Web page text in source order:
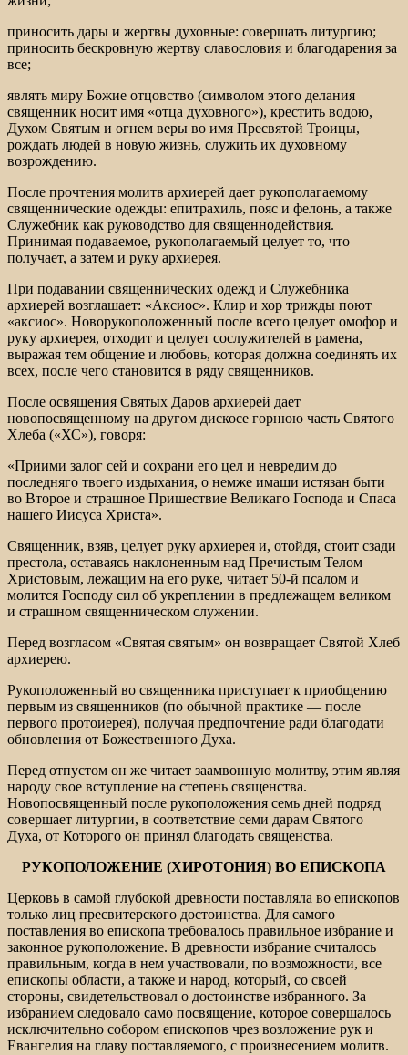
приносить дары и жертвы духовные: совершать литургию;
приносить бескровную жертву славословия и благодарения за
все;
являть миру Божие отцовство (символом этого делания
священник носит имя «отца духовного»), крестить водою,
Духом Святым и огнем веры во имя Пресвятой Троицы,
рождать людей в новую жизнь, служить их духовному
возрождению.
После прочтения молитв архиерей дает рукополагаемому
священнические одежды: епитрахиль, пояс и фелонь, а также
Служебник как руководство для священнодействия.
Принимая подаваемое, рукополагаемый целует то, что
получает, а затем и руку архиерея.
При подавании священнических одежд и Служебника
архиерей возглашает: «Аксиос». Клир и хор трижды поют
«аксиос». Новорукоположенный после всего целует омофор и
руку архиерея, отходит и целует сослужителей в рамена,
выражая тем общение и любовь, которая должна соединять их
всех, после чего становится в ряду священников.
После освящения Святых Даров архиерей дает
новопосвященному на другом дискосе горнюю часть Святого
Хлеба («ХС»), говоря:
«Приими залог сей и сохрани его цел и невредим до
последняго твоего издыхания, о немже имаши истязан быти
во Второе и страшное Пришествие Великаго Господа и Спаса
нашего Иисуса Христа».
Священник, взяв, целует руку архиерея и, отойдя, стоит сзади
престола, оставаясь наклоненным над Пречистым Телом
Христовым, лежащим на его руке, читает 50-й псалом и
молится Господу сил об укреплении в предлежащем великом
и страшном священническом служении.
Перед возгласом «Святая святым» он возвращает Святой Хлеб
архиерею.
Рукоположенный во священника приступает к приобщению
первым из священников (по обычной практике — после
первого протоиерея), получая предпочтение ради благодати
обновления от Божественного Духа.
Перед отпустом он же читает заамвонную молитву, этим являя
народу свое вступление на степень священства.
Новопосвященный после рукоположения семь дней подряд
совершает литургии, в соответствие семи дарам Святого
Духа, от Которого он принял благодать священства.
РУКОПОЛОЖЕНИЕ (ХИРОТОНИЯ) ВО ЕПИСКОПА
Церковь в самой глубокой древности поставляла во епископов
только лиц пресвитерского достоинства. Для самого
поставления во епископа требовалось правильное избрание и
законное рукоположение. В древности избрание считалось
правильным, когда в нем участвовали, по возможности, все
епископы области, а также и народ, который, со своей
стороны, свидетельствовал о достоинстве избранного. За
избранием следовало само посвящение, которое совершалось
исключительно собором епископов чрез возложение рук и
Евангелия на главу поставляемого, с произнесением молитв.